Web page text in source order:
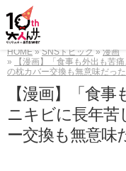
HOME SNSトピック
漫画
【漫画】「食事も外出も
の枕カバー交換も無意味だった
【漫画】「食
ニキビに長年
ー交換も無意味